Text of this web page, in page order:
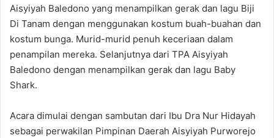
Aisyiyah Baledono yang menampilkan gerak dan lagu Biji
Di Tanam dengan menggunakan kostum buah-buahan dan
kostum bunga. Murid-murid penuh keceriaan dalam
penampilan mereka. Selanjutnya dari TPA Aisyiyah
Baledono dengan menampilkan gerak dan lagu Baby
Shark.
Acara dimulai dengan sambutan dari Ibu Dra Nur Hidayah
sebagai perwakilan Pimpinan Daerah Aisyiyah Purworejo